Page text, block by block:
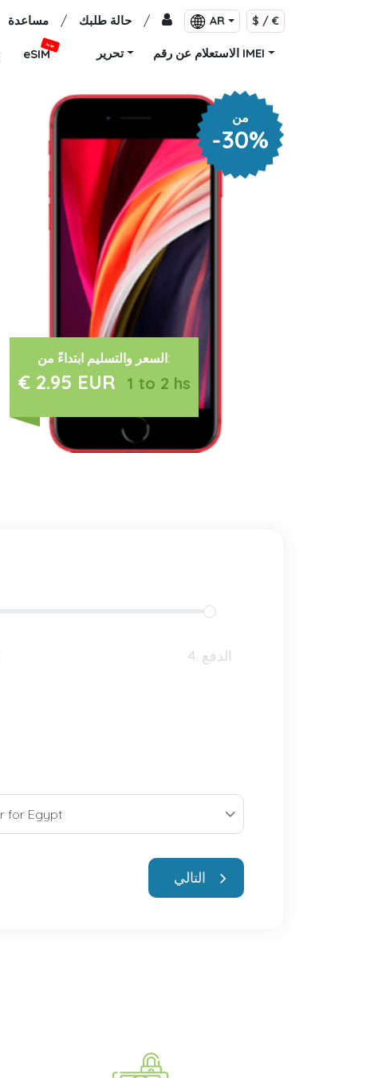
مساعدة / حالة طلبك / AR $ / €
eSIM
جديد
تحرير الاستعلام عن رقم IMEI
من
-30%
السعر والتسليم ابتداءً من:
€ 2.95 EUR 1 to 2 hs
4. الدفع
التالي